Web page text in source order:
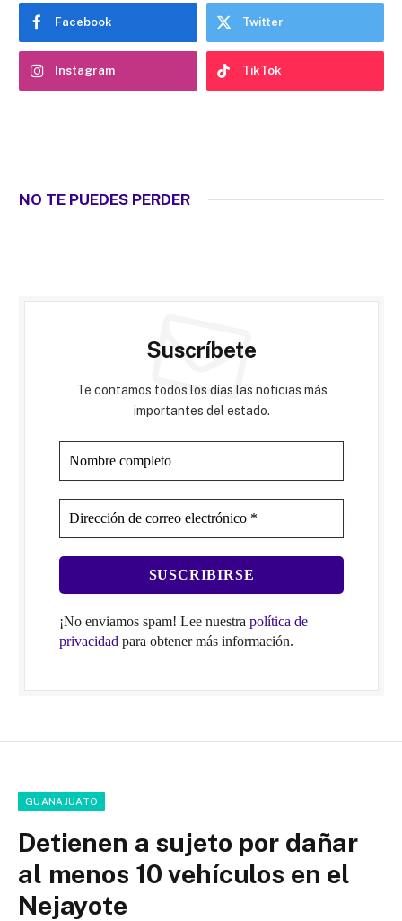
Facebook Twitter
Instagram TikTok
NO TE PUEDES PERDER
Suscríbete
Te contamos todos los días las noticias más
importantes del estado.
¡No enviamos spam! Lee nuestra política de
privacidad para obtener más información.
GUANAJUATO
Detienen a sujeto por dañar
al menos 10 vehículos en el
Nejayote